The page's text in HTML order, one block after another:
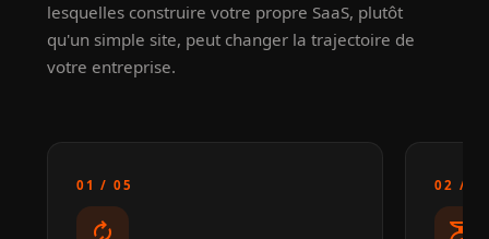
lesquelles construire votre propre SaaS, plutôt
qu'un simple site, peut changer la trajectoire de
votre entreprise.
01 / 05
autorenew
02 /
scale